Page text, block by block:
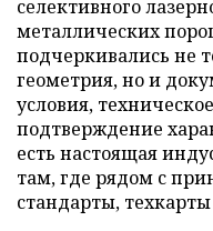
селективного
металлических
подчеркивались не
геометрия, но и
условия,
подтверждение
есть настоящая
там, где рядом с
стандарты,